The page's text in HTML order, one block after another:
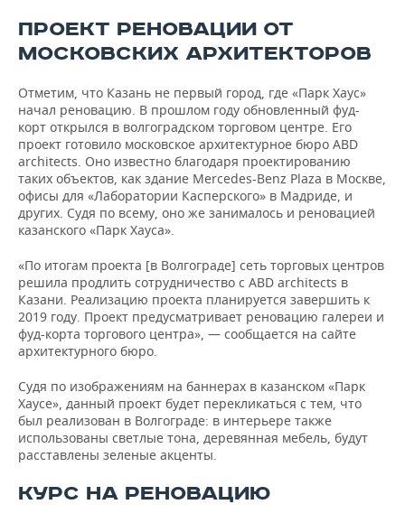
ПРОЕКТ РЕНОВАЦИИ ОТ
МОСКОВСКИХ АРХИТЕКТОРОВ
Отметим, что Казань не первый город, где «Парк Хаус»
начал реновацию. В прошлом году обновленный фуд-
корт открылся в волгоградском торговом центре. Его
проект готовило московское архитектурное бюро ABD
architects. Оно известно благодаря проектированию
таких объектов, как здание Mercedes-Benz Plaza в Москве,
офисы для «Лаборатории Касперского» в Мадриде, и
других. Судя по всему, оно же занималось и реновацией
казанского «Парк Хауса».
«По итогам проекта [в Волгограде] сеть торговых центров
решила продлить сотрудничество с ABD architects в
Казани. Реализацию проекта планируется завершить к
2019 году. Проект предусматривает реновацию галереи и
фуд-корта торгового центра», — сообщается на сайте
архитектурного бюро.
Судя по изображениям на баннерах в казанском «Парк
Хаусе», данный проект будет перекликаться с тем, что
был реализован в Волгограде: в интерьере также
использованы светлые тона, деревянная мебель, будут
расставлены зеленые акценты.
КУРС НА РЕНОВАЦИЮ